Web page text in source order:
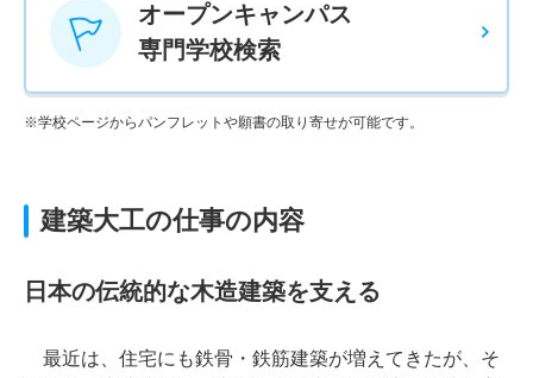
オープンキャンパス
専門学校検索
※学校ページからパンフレットや願書の取り寄せが可能です。
建築大工の仕事の内容
日本の伝統的な木造建築を支える
最近は、住宅にも鉄骨・鉄筋建築が増えてきたが、そ